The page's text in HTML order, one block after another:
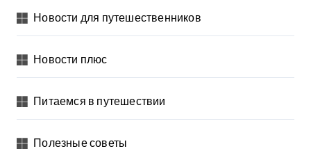
Новости для путешественников
Новости плюс
Питаемся в путешествии
Полезные советы